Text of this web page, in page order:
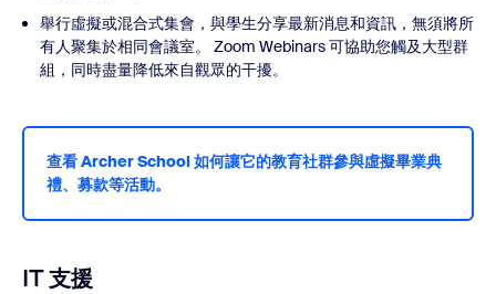
舉行虛擬或混合式集會，與學生分享最新消息和資訊，無須將所
有人聚集於相同會議室。 Zoom Webinars 可協助您觸及大型群
組，同時盡量降低來自觀眾的干擾。
查看 Archer School 如何讓它的教育社群參與虛擬畢業典
禮、募款等活動。
IT 支援